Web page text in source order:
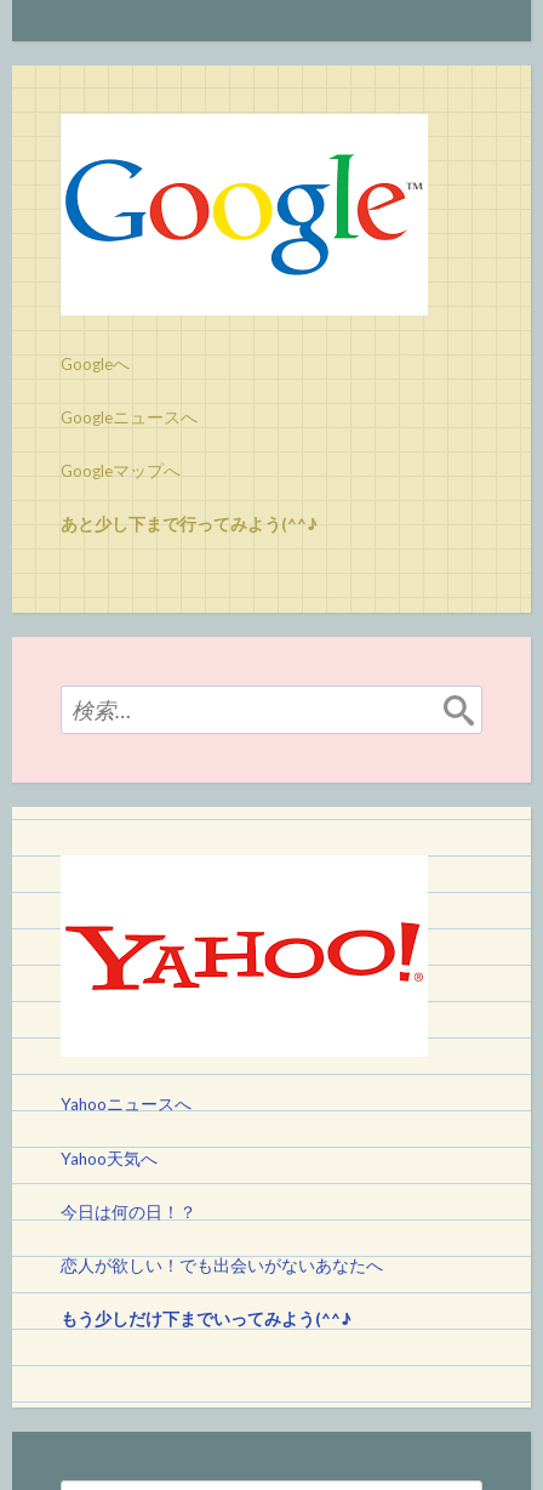
Googleへ
Googleニュースへ
Googleマップへ
あと少し下まで行ってみよう(^^♪
索:
Yahooニュースへ
Yahoo天気へ
今日は何の日！ ？
恋人が欲しい！でも出会いがないあなたへ
もう少しだけ下までいってみよう(^^♪